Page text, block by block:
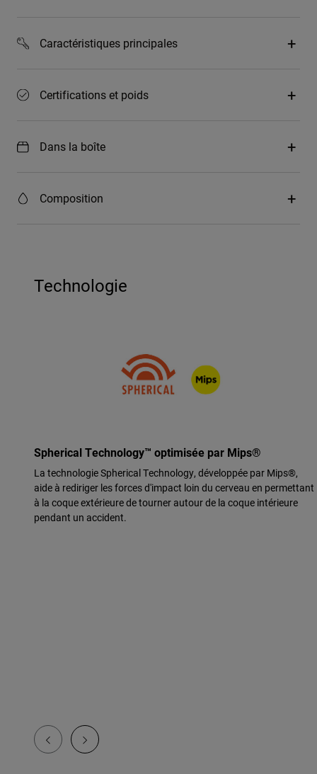
Caractéristiques principales
Certifications et poids
Dans la boîte
Composition
Technologie
Spherical Technology™ optimisée par Mips®
La technologie Spherical Technology, développée par Mips®,
aide à rediriger les forces d'impact loin du cerveau en permettant
à la coque extérieure de tourner autour de la coque intérieure
pendant un accident.